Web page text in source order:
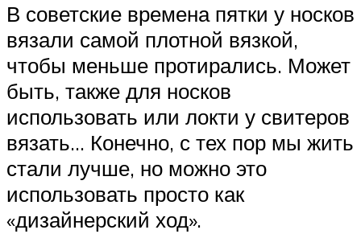
В советские времена пятки у носков
вязали самой плотной вязкой,
чтобы меньше протирались. Может
быть, также для носков
использовать или локти у свитеров
вязать… Конечно, с тех пор мы жить
стали лучше, но можно это
использовать просто как
«дизайнерский ход».